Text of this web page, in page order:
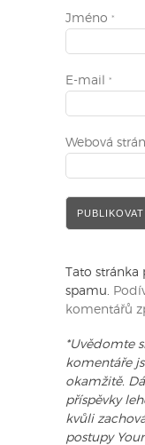
Jméno *
E-mail *
Webová
Tato
spamu.
komentářů
*Uvědomte
komentáře
okamžitě.
příspěvky
kvůli
postupy